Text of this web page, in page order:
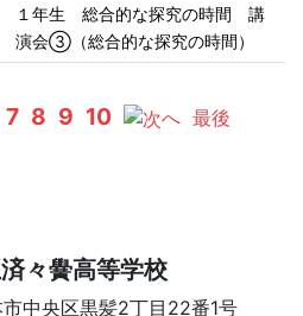
１年生 総合的な探究の時間 講
演会➂（総合的な探究の時間）
7 8 9 10 へ 最後
々黌高等学校
中央区黒髪2丁目22番1号